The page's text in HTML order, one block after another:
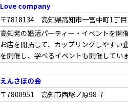
Love company
〒7818134 高知県高知市一宮中町1丁
高知発の婚活パーティー・イベントを開
お店を開拓して、カップリングしやすい
を開催し、学べるイベントも開催してい
えんさぽの会
〒7800951 高知市西塚ノ原98-7